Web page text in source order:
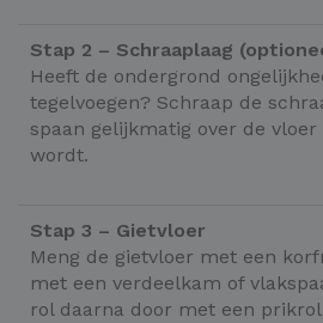
Stap 2 – Schraaplaag
Heeft de ondergrond
tegelvoegen? Schraap de
spaan gelijkmatig over de
wordt.
Stap 3 – Gietvloer
Meng de gietvloer met een
met een verdeelkam of
rol daarna door met een